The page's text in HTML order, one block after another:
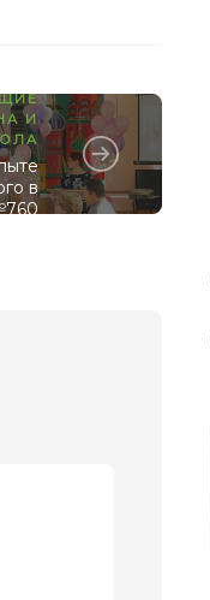
И
в